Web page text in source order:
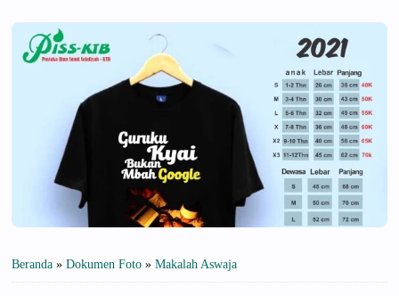
Beranda » Dokumen Foto » Makalah Aswaja